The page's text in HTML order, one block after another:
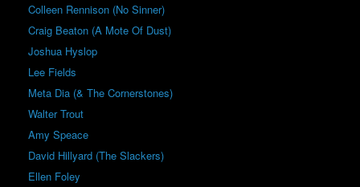
Colleen Rennison (No Sinner)
Craig Beaton (A Mote Of Dust)
Joshua Hyslop
Lee Fields
Meta Dia (& The Cornerstones)
Walter Trout
Amy Speace
David Hillyard (The Slackers)
Ellen Foley